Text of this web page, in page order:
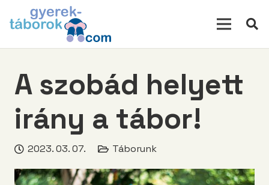
A szobád helyett
irány a tábor!
2023. 03. 07. Táborunk